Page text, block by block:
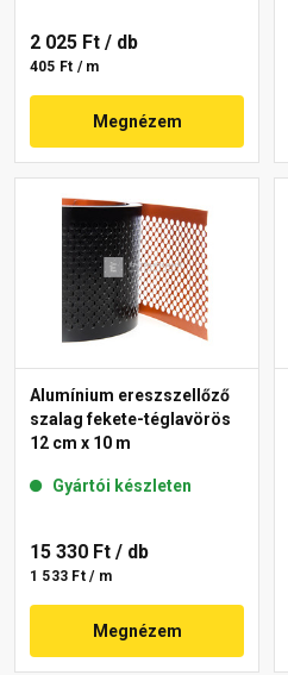
2 025 Ft / db
405 Ft / m
Megnézem
Alumínium ereszszellőző
szalag fekete-téglavörös
12 cm x 10 m
Gyártói készleten
15 330 Ft / db
1 533 Ft / m
Megnézem